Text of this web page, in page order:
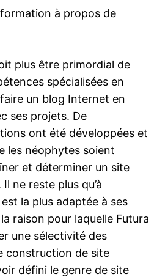
à propos de
plus être primordial de
spécialisées en
un blog Internet en
ses projets. De
ont été développées et
les néophytes soient
et déterminer un site
ne reste plus qu’à
la plus adaptée à ses
raison pour laquelle Futura
une sélectivité des
construction de site
défini le genre de site